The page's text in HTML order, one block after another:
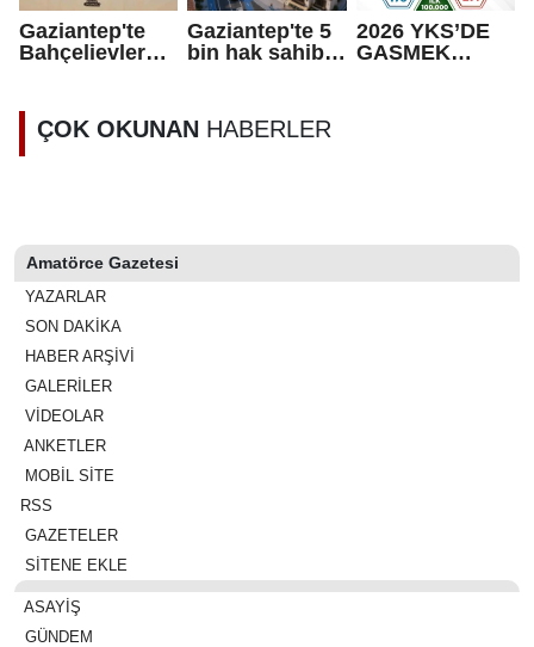
Gaziantep'te
Bahçelievler
bin kişi
belirlendi
Gaziantep'te 5
bin hak sahibi
2026 YKS’DE
GASMEK
ÇOK OKUNAN HABERLER
Amatörce Gazetesi
YAZARLAR
SON DAKİKA
HABER ARŞİVİ
GALERİLER
VİDEOLAR
ANKETLER
MOBİL SİTE
RSS
GAZETELER
SİTENE EKLE
ASAYIŞ
GÜNDEM